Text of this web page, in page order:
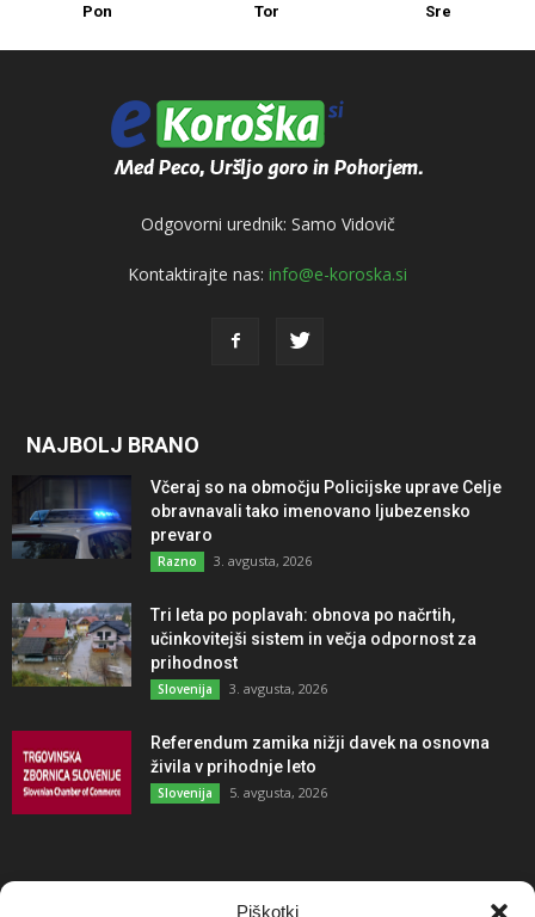
Piškotki
Pon
Tor
Sre
Odgovorni urednik: Samo Vidovič
Kontaktirajte nas: info@e-koroska.si
NAJBOLJ BRANO
Včeraj so na območju Policijske uprave Celje
obravnavali tako imenovano ljubezensko
prevaro
Razno 3. avgusta, 2026
Tri leta po poplavah: obnova po načrtih,
učinkovitejši sistem in večja odpornost za
prihodnost
Slovenija 3. avgusta, 2026
Referendum zamika nižji davek na osnovna
živila v prihodnje leto
Slovenija 5. avgusta, 2026
NAJBOLJ KOMENTIRANO